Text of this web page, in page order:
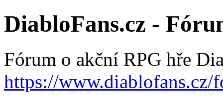
DiabloFans.cz -
Fórum o akční RPG hře
https://www.diablofans.cz/